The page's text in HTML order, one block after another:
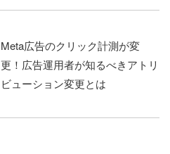
Meta広告のクリック計測が変
更！広告運用者が知るべきアトリ
ビューション変更とは